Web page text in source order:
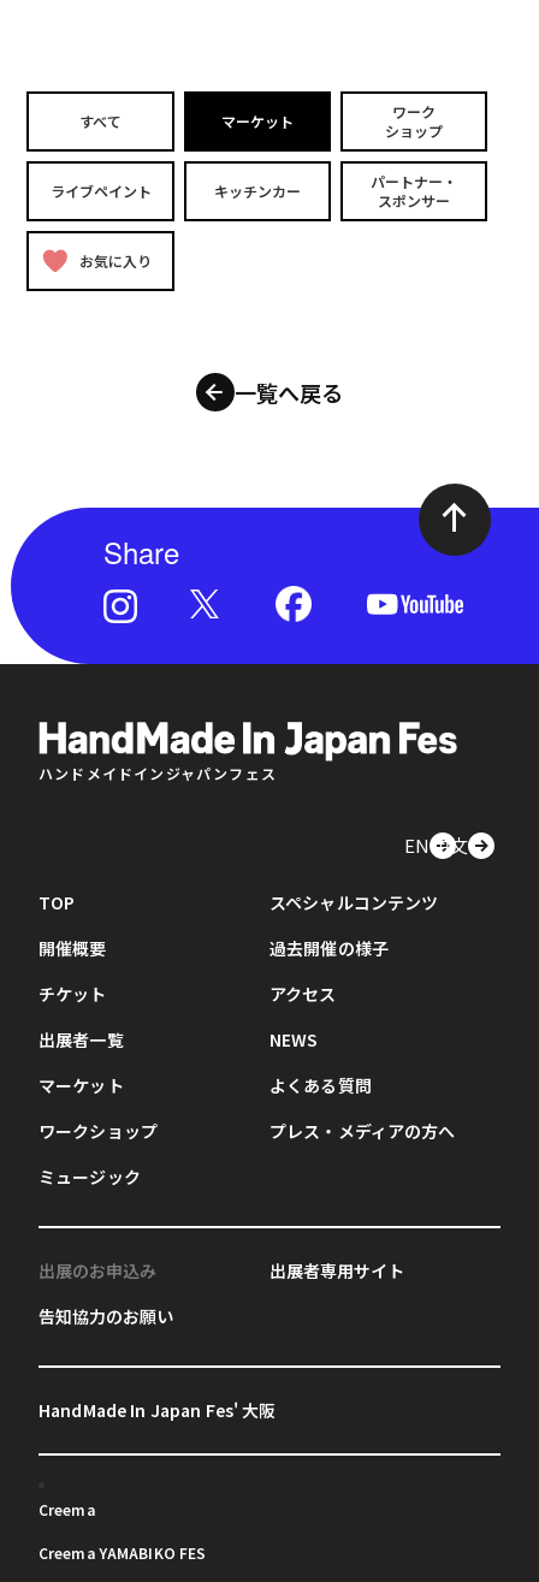
すべて マーケット
ワーク
ショップ
ライブペイント キッチンカー
パートナー・
スポンサー
お気に入り
一覧へ戻る
Share
ハンドメイドインジャパンフェス
EN中文
TOP
開催概要
チケット
出展者一覧
マーケット
ワークショップ
ミュージック
スペシャルコンテンツ
過去開催の様子
アクセス
NEWS
よくある質問
プレス・メディアの方へ
出展のお申込み
告知協力のお願い
出展者専用サイト
HandMade In Japan Fes' 大阪
Creema
Creema YAMABIKO FES